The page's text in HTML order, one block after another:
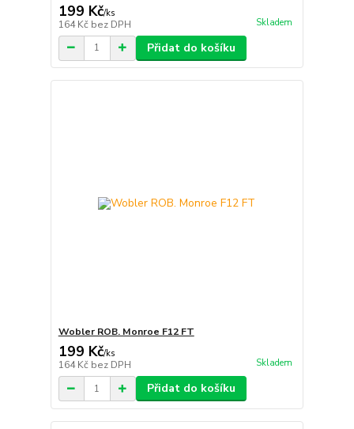
199 Kč/ks
164 Kč bez DPH Skladem
Přidat do košíku
Wobler ROB. Monroe F12 FT
199 Kč/ks
164 Kč bez DPH Skladem
Přidat do košíku